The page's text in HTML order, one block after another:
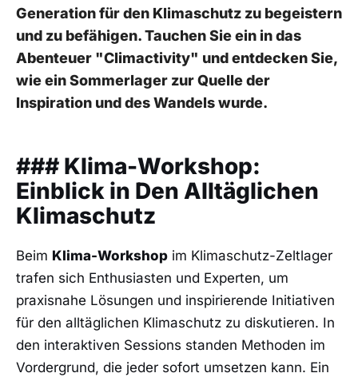
Generation für ⁢den Klimaschutz zu begeistern
und zu befähigen. Tauchen Sie ein in das
Abenteuer ⁢"Climactivity" und entdecken Sie,
wie ein Sommerlager zur Quelle der
Inspiration und des‍ Wandels ⁣wurde.
### ‌Klima-Workshop:
Einblick⁤ in Den Alltäglichen
Klimaschutz
Beim Klima-Workshop im Klimaschutz-Zeltlager
trafen sich Enthusiasten und Experten, um​
praxisnahe⁢ Lösungen und inspirierende Initiativen
für den alltäglichen Klimaschutz zu ⁢diskutieren. In
den interaktiven Sessions standen ⁤Methoden ‍im
Vordergrund, die jeder sofort ‌umsetzen ‍kann. Ein